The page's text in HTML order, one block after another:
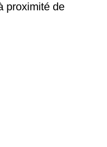
proximité de